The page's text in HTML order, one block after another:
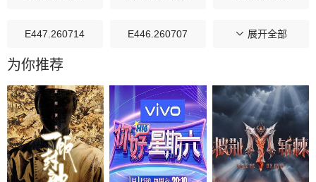
E447.260714 E446.260707 E445.260630
E444.260623
E441.260602 E440.260526 E439.260519
E438.260512 E437.260505 E436.260428
展开全部
为你推荐